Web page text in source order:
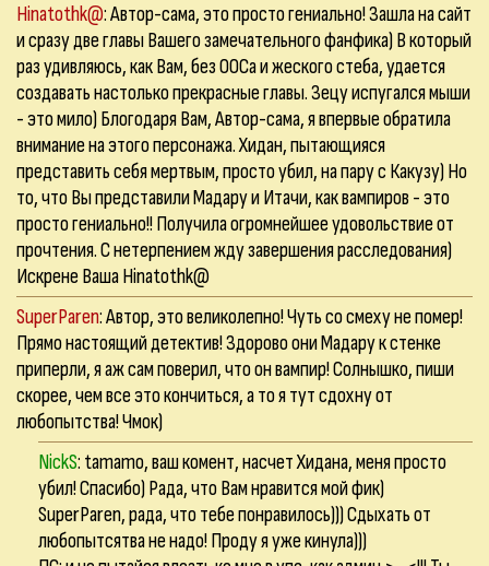
Hinatothk@: Автор-сама, это просто гениально! Зашла на сайт
и сразу две главы Вашего замечательного фанфика) В который
раз удивляюсь, как Вам, без ООСа и жеского стеба, удается
создавать настолько прекрасные главы. Зецу испугался мыши
- это мило) Блогодаря Вам, Автор-сама, я впервые обратила
внимание на этого персонажа. Хидан, пытающияся
представить себя мертвым, просто убил, на пару с Какузу) Но
то, что Вы представили Мадару и Итачи, как вампиров - это
просто гениально!! Получила огромнейшее удовольствие от
прочтения. С нетерпением жду завершения расследования)
Искрене Ваша Hinatothk@
SuperParen: Автор, это великолепно! Чуть со смеху не помер!
Прямо настоящий детектив! Здорово они Мадару к стенке
приперли, я аж сам поверил, что он вампир! Солнышко, пиши
скорее, чем все это кончиться, а то я тут сдохну от
любопытства! Чмок)
NickS: tamamo, ваш комент, насчет Хидана, меня просто
убил! Спасибо) Рада, что Вам нравится мой фик)
SuperParen, рада, что тебе понравилось))) Сдыхать от
любопытсятва не надо! Проду я уже кинула)))